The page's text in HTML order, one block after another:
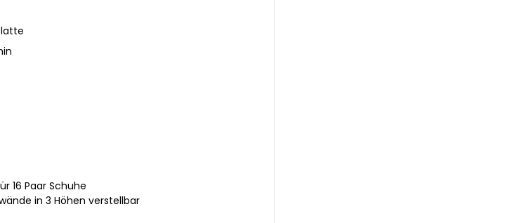
16 Paar Schuhe
in 3 Höhen verstellbar